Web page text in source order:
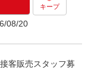
キープ
08/20
客販売スタッフ募